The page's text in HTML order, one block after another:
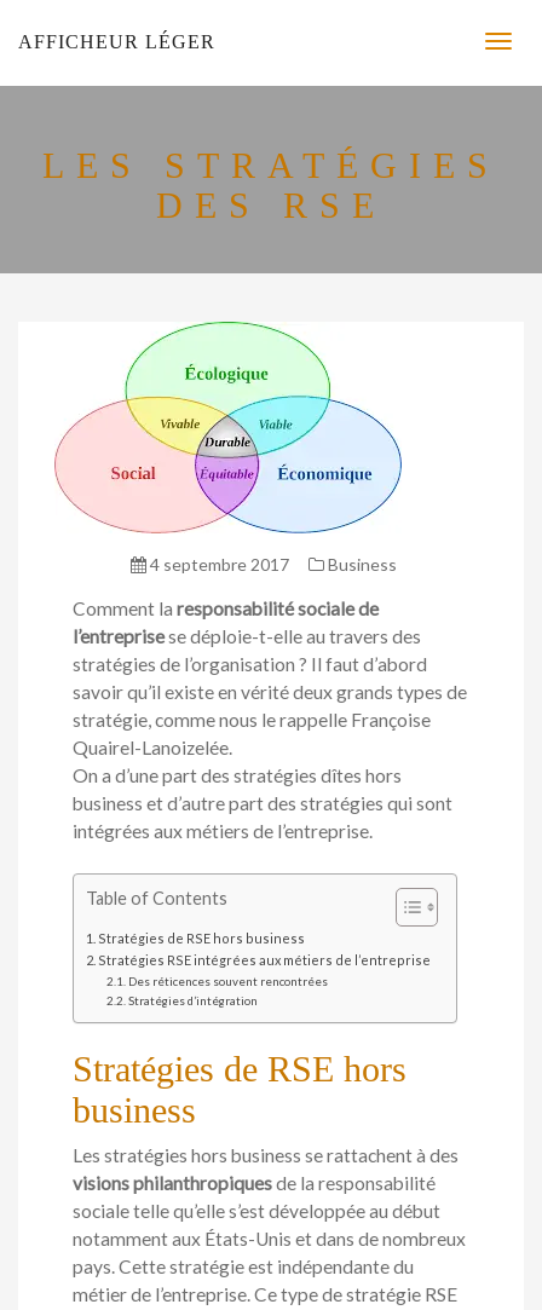
AFFICHEUR LÉGER
LES STRATÉGIES
DES RSE
4 septembre 2017 Business
Comment la responsabilité sociale de
l’entreprisese déploie-t-elle au travers des
stratégies de l’organisation ? Il faut d’abord
savoir qu’il existe en vérité deux grands types de
stratégie, comme nous le rappelle Françoise
Quairel-Lanoizelée.
On a d’une part des stratégies dîtes hors
business et d’autre part des stratégies qui sont
intégrées aux métiers de l’entreprise.
Table of Contents
Stratégies de RSE hors business
Stratégies RSE intégrées aux métiers de l’entreprise
Des réticences souvent rencontrées
Stratégies d’intégration
Stratégies de RSE hors
business
Les stratégies hors business se rattachent à des
visions philanthropiquesde la responsabilité
sociale telle qu’elle s’est développée au début
notamment aux États-Unis et dans de nombreux
pays. Cette stratégie est indépendante du
métier de l’entreprise. Ce type de stratégie RSE